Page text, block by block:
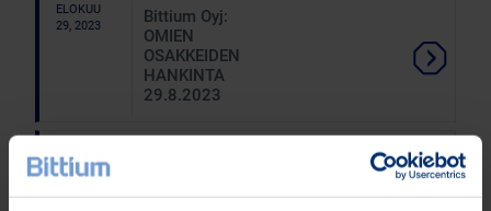
ELOKUU
29, 2023
Bittium Oyj:
OMIEN
OSAKKEIDEN
HANKINTA
29.8.2023
28, 2023